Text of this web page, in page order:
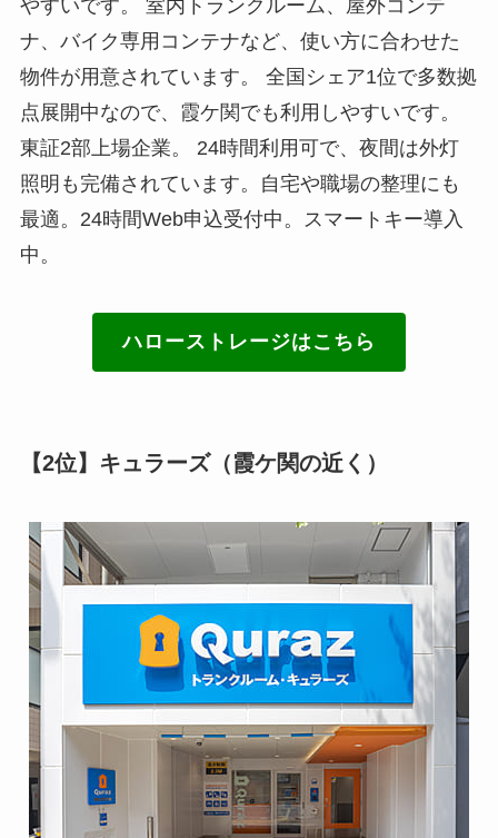
やすいです。 室内トランクルーム、屋外コンテ
ナ、バイク専用コンテナなど、使い方に合わせた
物件が用意されています。 全国シェア1位で多数拠
点展開中なので、霞ケ関でも利用しやすいです。
東証2部上場企業。 24時間利用可で、夜間は外灯
照明も完備されています。自宅や職場の整理にも
最適。24時間Web申込受付中。スマートキー導入
中。
ハローストレージはこちら
【2位】キュラーズ（霞ケ関の近く）